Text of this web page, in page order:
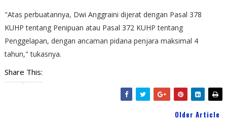
"Atas perbuatannya, Dwi Anggraini dijerat dengan Pasal 378
KUHP tentang Penipuan atau Pasal 372 KUHP tentang
Penggelapan, dengan ancaman pidana penjara maksimal 4
tahun," tukasnya.
Share This:
Older Article